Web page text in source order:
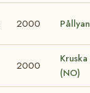
2000
2000
(NO)